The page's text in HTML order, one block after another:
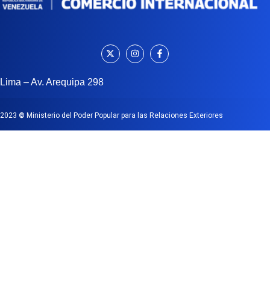
Lima – Av. Arequipa 298
2023 © Ministerio del Poder Popular para las Relaciones Exteriores